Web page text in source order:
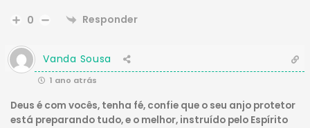
0 Responder
Vanda Sousa
1 ano atrás
Deus é com vocês, tenha fé, confie que o seu anjo protetor
está preparando tudo, e o melhor, instruído pelo Espírito